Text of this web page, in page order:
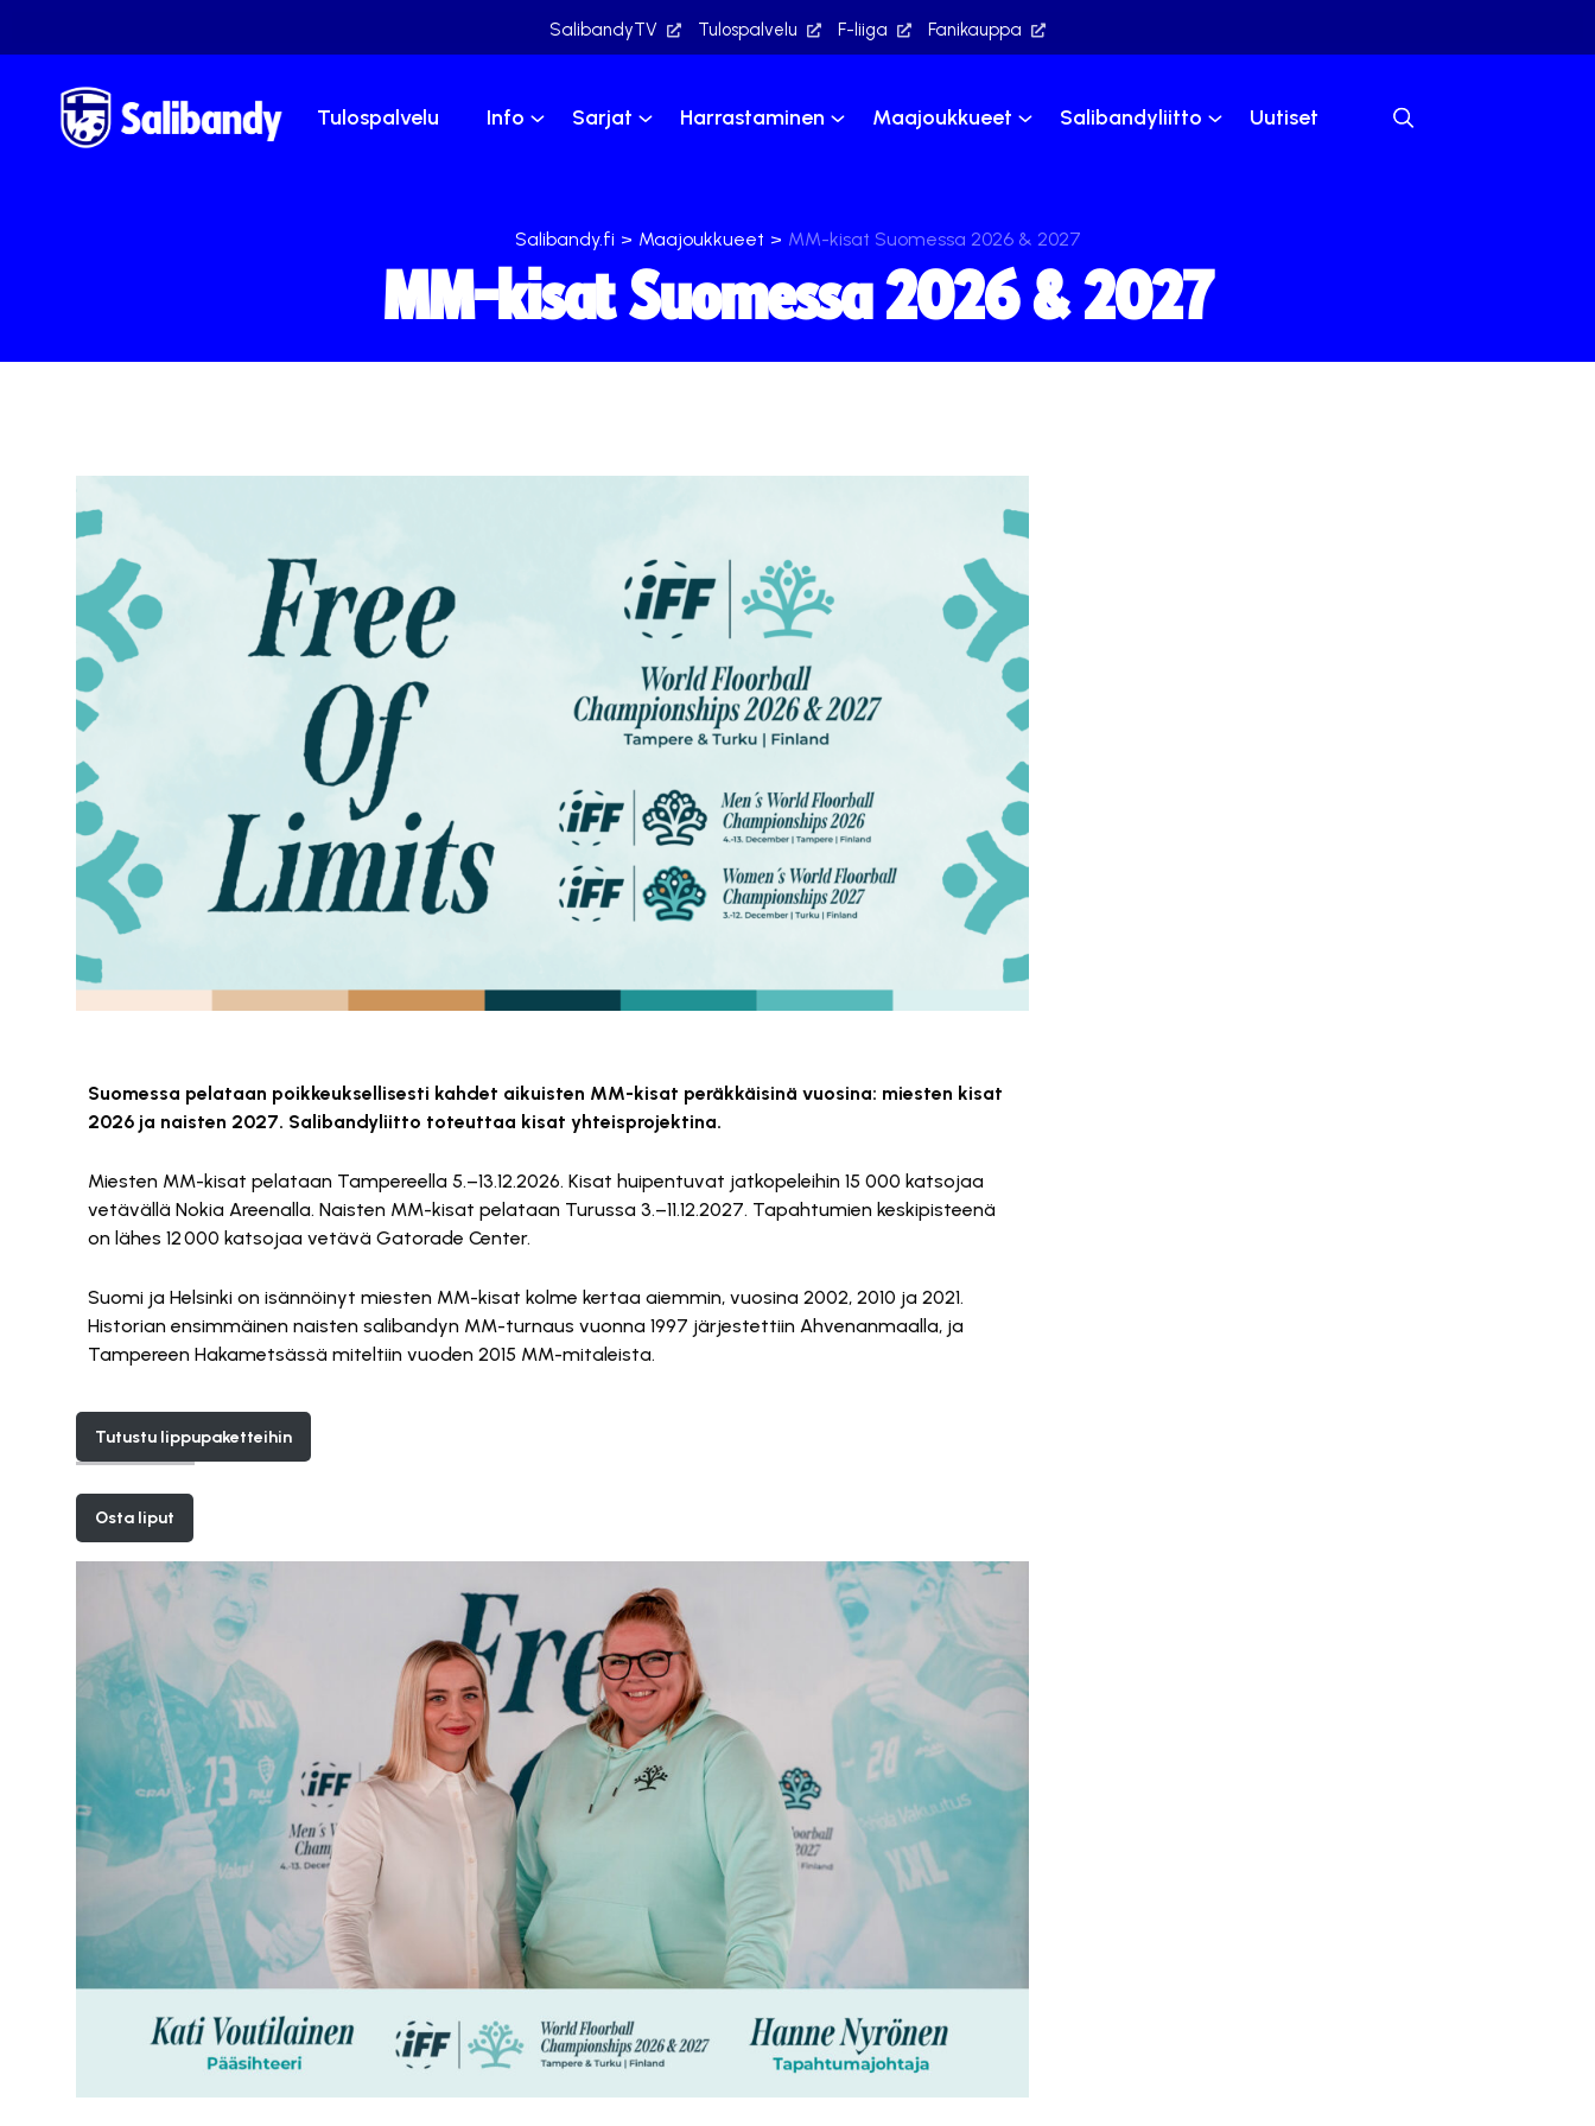
SalibandyTV Tulospalvelu F-liiga Fanikauppa
Tulospalvelu Info Sarjat Harrastaminen Maajoukkueet Salibandyliitto Uutiset
Salibandy.fi > Maajoukkueet > MM-kisat Suomessa 2026 & 2027
MM-kisat Suomessa 2026 & 2027
Suomessa pelataan poikkeuksellisesti kahdet aikuisten MM-kisat peräkkäisinä vuosina: miesten kisat
2026 ja naisten 2027. Salibandyliitto toteuttaa kisat yhteisprojektina.
Miesten MM-kisat pelataan Tampereella 5.–13.12.2026. Kisat huipentuvat jatkopeleihin 15 000 katsojaa
vetävällä Nokia Areenalla. Naisten MM-kisat pelataan Turussa 3.–11.12.2027. Tapahtumien keskipisteenä
on lähes 12 000 katsojaa vetävä Gatorade Center.
Suomi ja Helsinki on isännöinyt miesten MM-kisat kolme kertaa aiemmin, vuosina 2002, 2010 ja 2021.
Historian ensimmäinen naisten salibandyn MM-turnaus vuonna 1997 järjestettiin Ahvenanmaalla, ja
Tampereen Hakametsässä miteltiin vuoden 2015 MM-mitaleista.
Tutustu lippupaketteihin
Osta liput